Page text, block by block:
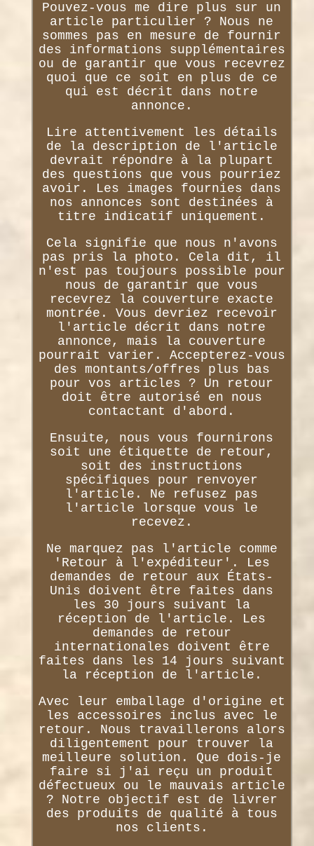
Pouvez-vous me dire plus sur un
article particulier ? Nous ne
sommes pas en mesure de fournir
des informations supplémentaires
ou de garantir que vous recevrez
quoi que ce soit en plus de ce
qui est décrit dans notre
annonce.
Lire attentivement les détails
de la description de l'article
devrait répondre à la plupart
des questions que vous pourriez
avoir. Les images fournies dans
nos annonces sont destinées à
titre indicatif uniquement.
Cela signifie que nous n'avons
pas pris la photo. Cela dit, il
n'est pas toujours possible pour
nous de garantir que vous
recevrez la couverture exacte
montrée. Vous devriez recevoir
l'article décrit dans notre
annonce, mais la couverture
pourrait varier. Accepterez-vous
des montants/offres plus bas
pour vos articles ? Un retour
doit être autorisé en nous
contactant d'abord.
Ensuite, nous vous fournirons
soit une étiquette de retour,
soit des instructions
spécifiques pour renvoyer
l'article. Ne refusez pas
l'article lorsque vous le
recevez.
Ne marquez pas l'article comme
'Retour à l'expéditeur'. Les
demandes de retour aux États-
Unis doivent être faites dans
les 30 jours suivant la
réception de l'article. Les
demandes de retour
internationales doivent être
faites dans les 14 jours suivant
la réception de l'article.
Avec leur emballage d'origine et
les accessoires inclus avec le
retour. Nous travaillerons alors
diligentement pour trouver la
meilleure solution. Que dois-je
faire si j'ai reçu un produit
défectueux ou le mauvais article
? Notre objectif est de livrer
des produits de qualité à tous
nos clients.